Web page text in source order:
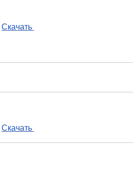
Скачать
Скачать